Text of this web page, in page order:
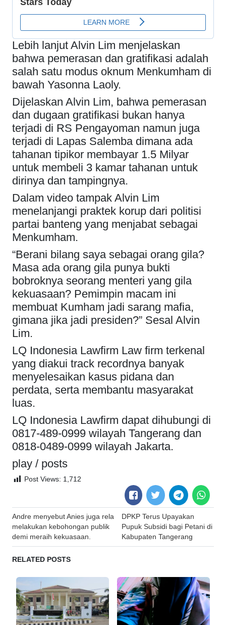
Lebih lanjut Alvin Lim menjelaskan
bahwa pemerasan dan gratifikasi adalah
salah satu modus oknum Menkumham di
bawah Yasonna Laoly.
Dijelaskan Alvin Lim, bahwa pemerasan
dan dugaan gratifikasi bukan hanya
terjadi di RS Pengayoman namun juga
terjadi di Lapas Salemba dimana ada
tahanan tipikor membayar 1.5 Milyar
untuk membeli 3 kamar tahanan untuk
dirinya dan tampingnya.
Dalam video tampak Alvin Lim
menelanjangi praktek korup dari politisi
partai banteng yang menjabat sebagai
Menkumham.
“Berani bilang saya sebagai orang gila?
Masa ada orang gila punya bukti
bobroknya seorang menteri yang gila
kekuasaan? Pemimpin macam ini
membuat Kumham jadi sarang mafia,
gimana jika jadi presiden?” Sesal Alvin
Lim.
LQ Indonesia Lawfirm Law firm terkenal
yang diakui track recordnya banyak
menyelesaikan kasus pidana dan
perdata, serta membantu masyarakat
luas.
LQ Indonesia Lawfirm dapat dihubungi di
0817-489-0999 wilayah Tangerang dan
0818-0489-0999 wilayah Jakarta.
play / posts
Post Views: 1,712
Post
navigation
Andre menyebut Anies juga rela
melakukan kebohongan publik
demi meraih kekuasaan.
DPKP Terus Upayakan
Pupuk Subsidi bagi Petani di
Kabupaten Tangerang
RELATED POSTS